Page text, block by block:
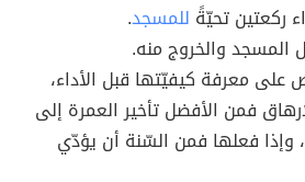
ركعتين تحيّةً للمسجد.
والخروج منه.
على معرفة كيفيّتها قبل الأداء،
فمن الأفضل تأخير العمرة إلى
فعلها فمن السّنة أن يؤدّي